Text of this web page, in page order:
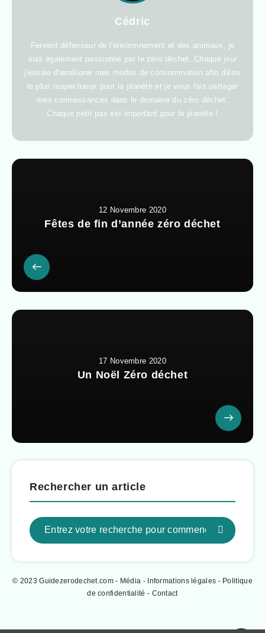
Cédric
Fervent défenseur de l'environnement et des animaux, je
suis également passionné par le zéro déchet. Chaque jour
j'essaie d'améliorer mes modes de consommation afin d'être
le plus respectueux pour la planète et je vous fais partager
mes connaissances dans le domaine du zéro déchet.
Chaque petit pas est important pour la planète !
12 Novembre 2020
Fêtes de fin d’année zéro déchet
17 Novembre 2020
Un Noël Zéro déchet
Rechercher un article
© 2023 Guidezerodechet.com - Média - Informations légales - Politique
de confidentialité - Contact